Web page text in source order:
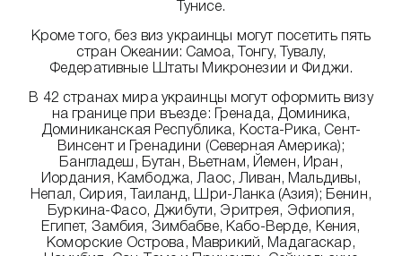
Тунисе.
Кроме того, без виз украинцы могут посетить пять
стран Океании: Самоа, Тонгу, Тувалу,
Федеративные Штаты Микронезии и Фиджи.
В 42 странах мира украинцы могут оформить визу
на границе при въезде: Гренада, Доминика,
Доминиканская Республика, Коста-Рика, Сент-
Винсент и Гренадини (Северная Америка);
Бангладеш, Бутан, Вьетнам, Йемен, Иран,
Иордания, Камбоджа, Лаос, Ливан, Мальдивы,
Непал, Сирия, Таиланд, Шри-Ланка (Азия); Бенин,
Буркина-Фасо, Джибути, Эритрея, Эфиопия,
Египет, Замбия, Зимбабве, Кабо-Верде, Кения,
Коморские Острова, Маврикий, Мадагаскар,